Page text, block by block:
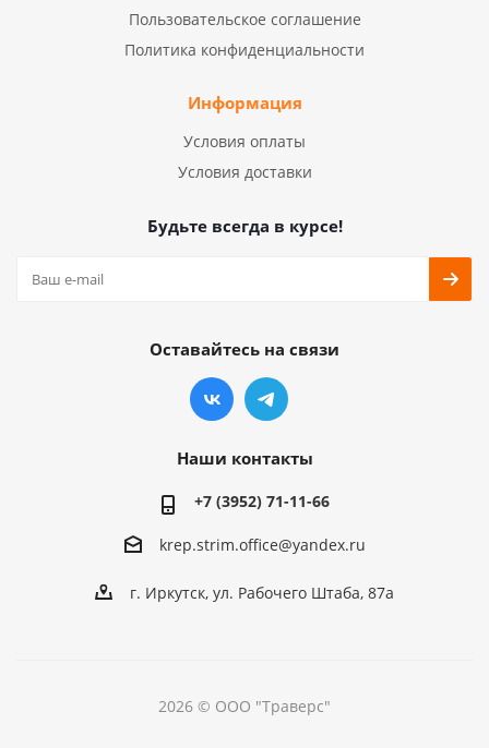
Пользовательское соглашение
Политика конфиденциальности
Информация
Условия оплаты
Условия доставки
Будьте всегда в курсе!
Оставайтесь на связи
Наши контакты
+7 (3952) 71-11-66
krep.strim.office@yandex.ru
г. Иркутск, ул. Рабочего Штаба, 87а
2026 © ООО "Траверс"